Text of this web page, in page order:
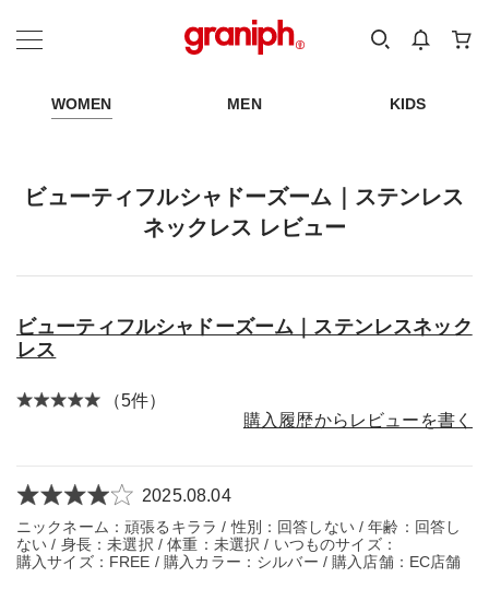
カテゴリーから探す
WOMEN MEN KIDS
ビューティフルシャドーズーム｜ステンレス
ネックレス レビュー
ビューティフルシャドーズーム｜ステンレスネック
レス
（5件）
購入履歴からレビューを書く
2025.08.04
ニックネーム：頑張るキララ / 性別：回答しない / 年齢：回答し
ない / 身長：未選択 / 体重：未選択 / いつものサイズ：
購入サイズ：FREE / 購入カラー：シルバー / 購入店舗：EC店舗